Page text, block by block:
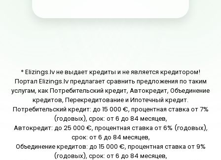
* Elizings.lv не выдает кредиты и не является кредитором!
Портал Elizings.lv предлагает сравнить предложения по таким
услугам, как Потребительский кредит, Автокредит, Объединение
кредитов, Перекредитование и Ипотечный кредит.
Потребительский кредит: до 15 000 €, процентная ставка от 7%
(годовых), срок: от 6 до 84 месяцев,
Автокредит: до 25 000 €, процентная ставка от 6% (годовых),
срок: от 6 до 84 месяцев,
Объединение кредитов: до 15 000 €, процентная ставка от 9%
(годовых), срок: от 6 до 84 месяцев,